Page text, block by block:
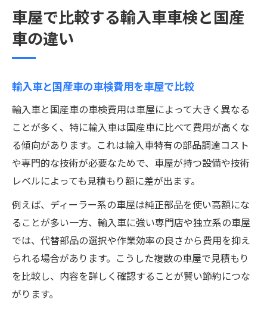
車屋で比較する輸入車車検と国産
車の違い
輸入車と国産車の車検費用を車屋で比較
輸入車と国産車の車検費用は車屋によって大きく異なる
ことが多く、特に輸入車は国産車に比べて費用が高くな
る傾向があります。これは輸入車特有の部品調達コスト
や専門的な技術が必要なためで、車屋が持つ設備や技術
レベルによっても見積もり額に差が出ます。
例えば、ディーラー系の車屋は純正部品を使い高額にな
ることが多い一方、輸入車に強い専門店や独立系の車屋
では、代替部品の選択や作業効率の良さから費用を抑え
られる場合があります。こうした複数の車屋で見積もり
を比較し、内容を詳しく確認することが賢い節約につな
がります。